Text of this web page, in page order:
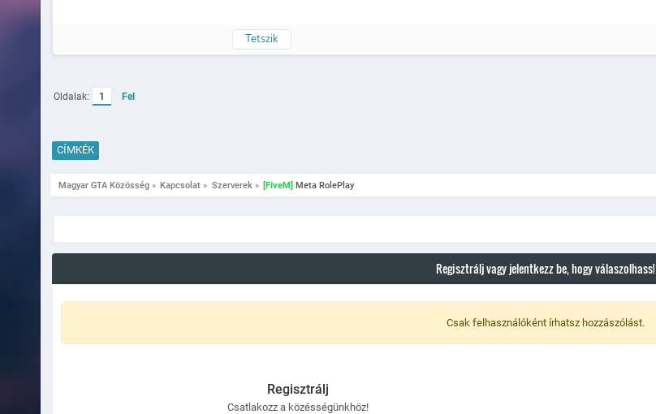
Tetszik
Oldalak: 1
Fel
CÍMKÉK
Magyar GTA Közösség » Kapcsolat » Szerverek » [FiveM] Meta RolePlay
Regisztrálj vagy jelentkezz be, hogy válaszolhass!
Csak felhasználóként írhatsz hozzászólást.
Regisztrálj
Csatlakozz a közésségünkhöz!